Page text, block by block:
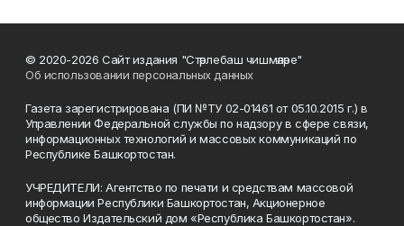
© 2020-2026 Сайт издания "Стәрлебаш чишмәләре"
Об использовании персональных данных
Газета зарегистрирована (ПИ №ТУ 02-01461 от 05.10.2015 г.) в
Управлении Федеральной службы по надзору в сфере связи,
информационных технологий и массовых коммуникаций по
Республике Башкортостан.
УЧРЕДИТЕЛИ: Агентство по печати и средствам массовой
информации Республики Башкортостан, Акционерное
общество Издательский дом «Республика Башкортостан».